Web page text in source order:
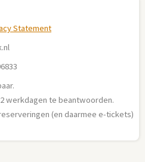
Statement
werkdagen te beantwoorden.
(en daarmee e-tickets)